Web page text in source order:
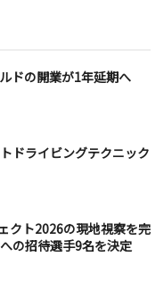
ドの開業が1年延期へ
ドライビングテクニック
クト2026の現地視察を完
の招待選手9名を決定